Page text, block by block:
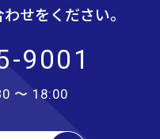
せをください。
9001
〜 18:00